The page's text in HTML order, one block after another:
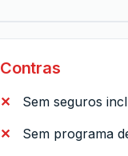
Contras
Sem seguros
Sem programa